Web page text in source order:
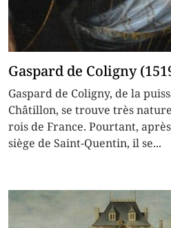
Gaspard de Coligny
Gaspard de Coligny, de la
Châtillon, se trouve très
rois de France. Pourtant,
siège de Saint-Quentin, il se...